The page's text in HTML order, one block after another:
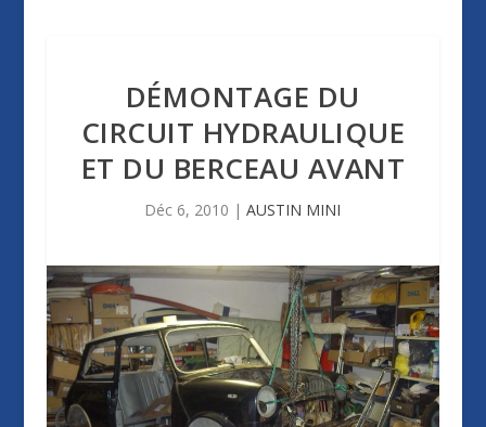
DÉMONTAGE DU
CIRCUIT HYDRAULIQUE
ET DU BERCEAU AVANT
Déc 6, 2010 |AUSTIN MINI